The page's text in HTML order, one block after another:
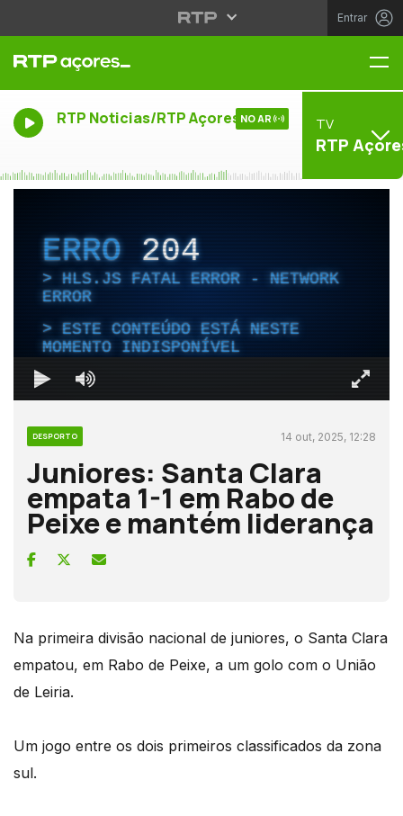
Entrar
RTP Noticias/RTP Açores NO AR TV
RTP
ERRO204
HLS.JS FATAL ERROR - NETWORK
ERROR
ESTE CONTEÚDO ESTÁ NESTE
MOMENTO INDISPONÍVEL
DESPORTO 14 out, 2025, 12:28
Juniores: Santa Clara
empata 1-1 em Rabo de
Peixe e mantém liderança
Na primeira divisão nacional de juniores, o Santa Clara
empatou, em Rabo de Peixe, a um golo com o União
de Leiria.
Um jogo entre os dois primeiros classificados da zona
sul.